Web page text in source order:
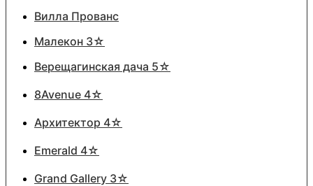
Вилла Прованс
Малекон 3☆
Верещагинская дача 5☆
8Avenue 4☆
Архитектор 4☆
Emerald 4☆
Grand Gallery 3☆